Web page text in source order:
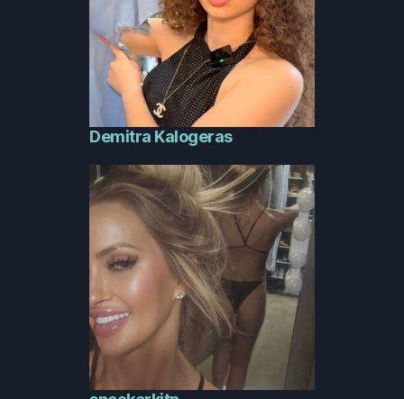
Demitra Kalogeras